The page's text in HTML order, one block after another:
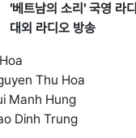
'베트남의 소리' 국영 라
대외 라디오 방송
Thu Hoa
Manh Hung
Dinh Trung